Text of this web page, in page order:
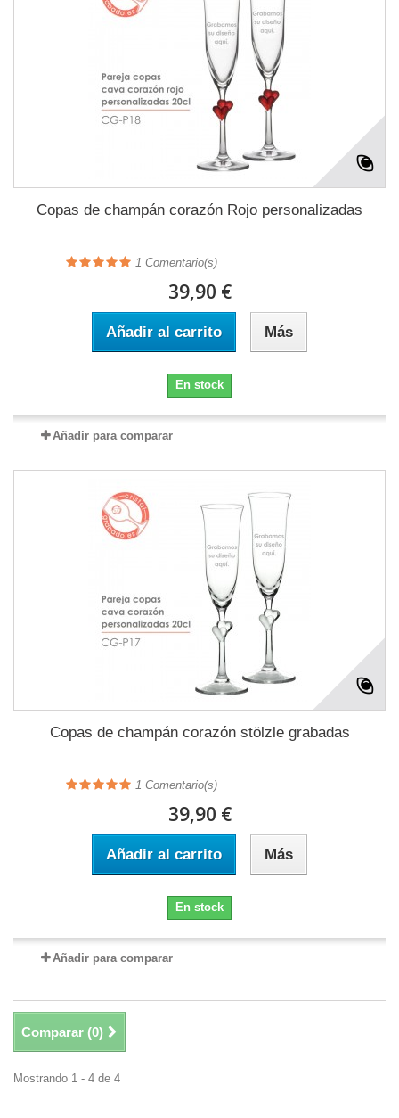
Copas de champán corazón Rojo personalizadas
1 Comentario(s)
39,90 €
Añadir al carrito Más
En stock
Añadir para comparar
Copas de champán corazón stölzle grabadas
1 Comentario(s)
39,90 €
Añadir al carrito Más
En stock
Añadir para comparar
Comparar (0)
Mostrando 1 - 4 de 4